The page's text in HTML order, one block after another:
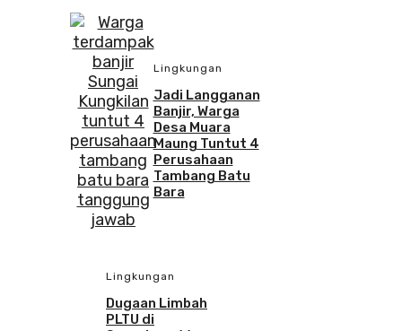
Lingkungan
Jadi Langganan
Banjir, Warga
Desa Muara
Maung Tuntut 4
Perusahaan
Tambang Batu
Bara
Lingkungan
Dugaan Limbah
PLTU di